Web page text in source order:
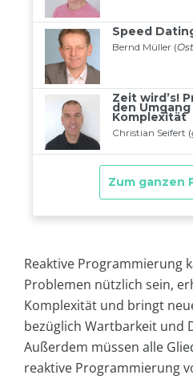
Reaktive Programmierung
Problemen nützlich sein,
Komplexität und bringt
bezüglich Wartbarkeit und
Außerdem müssen alle
reaktive Programmierung